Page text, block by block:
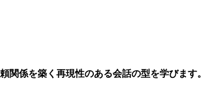
関係を築く再現性のある会話の型を学びます。